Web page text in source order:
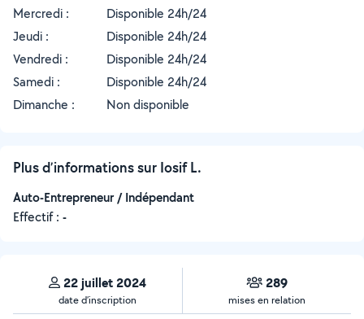
Mercredi :
Disponible 24h/24
Jeudi :
Disponible 24h/24
Vendredi :
Disponible 24h/24
Samedi :
Disponible 24h/24
Dimanche :
Non disponible
Plus d’informations sur Iosif L.
Auto-Entrepreneur / Indépendant
Effectif : -
22 juillet 2024
date d’inscription
289
mises en relation